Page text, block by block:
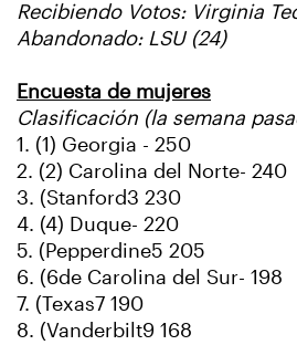
Recibiendo Votos: Virginia
Abandonado: LSU (24)
Encuesta de mujeres
Clasificación (la semana
1. (1) Georgia - 250
2. (2) Carolina del Norte- 240
3. (Stanford3 230
4. (4) Duque- 220
5. (Pepperdine5 205
6. (6de Carolina del Sur- 198
7. (Texas7 190
8. (Vanderbilt9 168